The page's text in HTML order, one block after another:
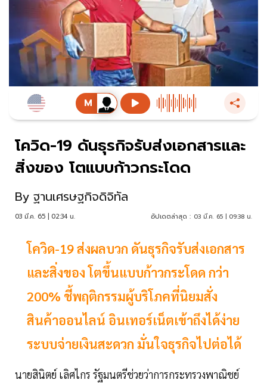
โควิด-19 ดันธุรกิจรับส่งเอกสารและ
สิ่งของ โตแบบก้าวกระโดด
By ฐานเศรษฐกิจดิจิทัล
03 มี.ค. 65 | 02:34 น. อัปเดตล่าสุด : 03 มี.ค. 65 | 09:38 น.
โควิด-19 ส่งผลบวก ดันธุรกิจรับส่งเอกสาร
และสิ่งของ โตขึ้นแบบก้าวกระโดด กว่า
200% ชี้พฤติกรรมผู้บริโภคที่นิยมสั่ง
สินค้าออนไลน์ อินเทอร์เน็ตเข้าถึงได้ง่าย
ระบบจ่ายเงินสะดวก มั่นใจธุรกิจไปต่อได้
นายสินิตย์ เลิศไกร รัฐมนตรีช่วยว่าการกระทรวงพาณิชย์